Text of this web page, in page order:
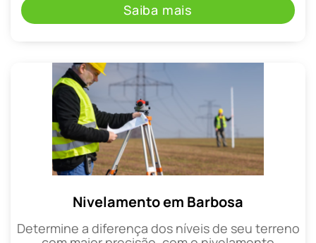
Saiba mais
Nivelamento em Barbosa
Determine a diferença dos níveis de seu terreno